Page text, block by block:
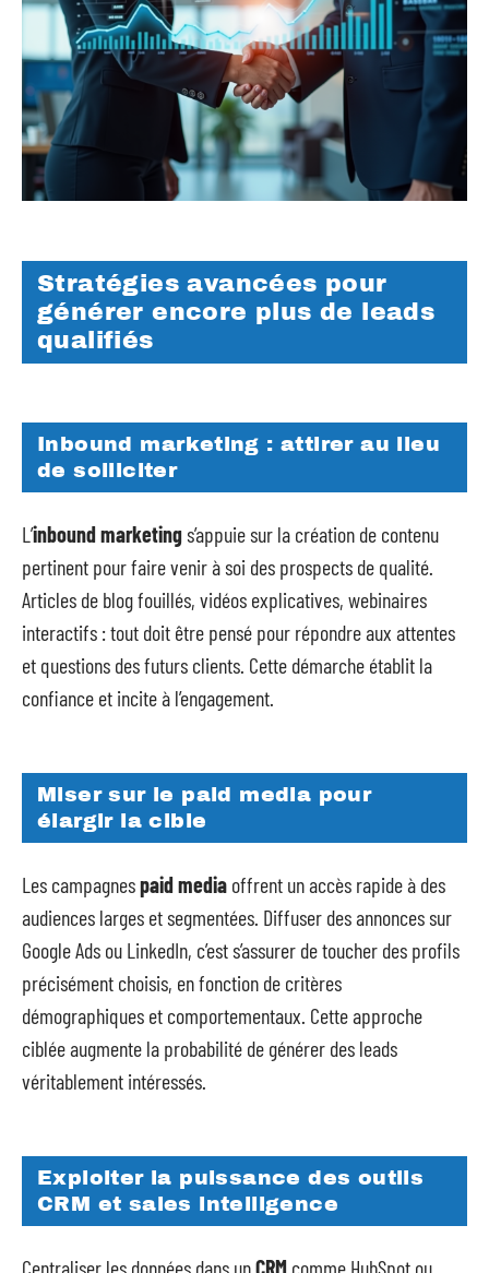
Stratégies avancées pour
générer encore plus de leads
qualifiés
Inbound marketing : attirer au lieu
de solliciter
L’inbound marketings’appuie sur la création de contenu
pertinent pour faire venir à soi des prospects de qualité.
Articles de blog fouillés, vidéos explicatives, webinaires
interactifs : tout doit être pensé pour répondre aux attentes
et questions des futurs clients. Cette démarche établit la
confiance et incite à l’engagement.
Miser sur le paid media pour
élargir la cible
Les campagnespaid media offrent un accès rapide à des
audiences larges et segmentées. Diffuser des annonces sur
Google Ads ou LinkedIn, c’est s’assurer de toucher des profils
précisément choisis, en fonction de critères
démographiques et comportementaux. Cette approche
ciblée augmente la probabilité de générer des leads
véritablement intéressés.
Exploiter la puissance des outils
CRM et sales intelligence
Centraliser les données dans unCRM comme HubSpot ou